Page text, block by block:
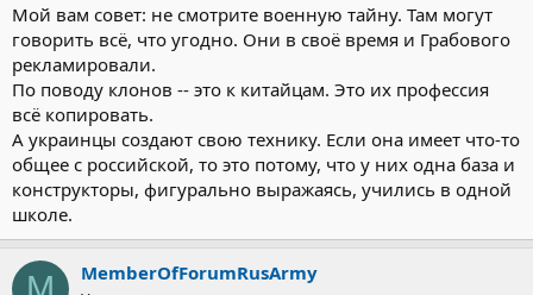
Мой вам совет: не смотрите военную тайну. Там могут
говорить всё, что угодно. Они в своё время и Грабового
рекламировали.
По поводу клонов -- это к китайцам. Это их профессия
всё копировать.
А украинцы создают свою технику. Если она имеет что-то
общее с российской, то это потому, что у них одна база и
конструкторы, фигурально выражаясь, учились в одной
школе.
MemberOfForumRusArmy